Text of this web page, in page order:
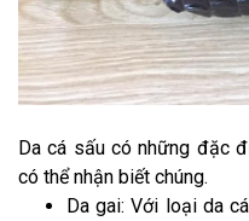
Da cá sấu có những đặc
có thể nhận biết chúng.
Da gai: Với loại da